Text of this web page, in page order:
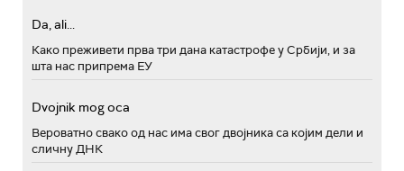
Da, ali...
Како преживети прва три дана катастрофе у Србији, и за
шта нас припрема ЕУ
Dvojnik mog oca
Вероватно свако од нас има свог двојника са којим дели и
сличну ДНК